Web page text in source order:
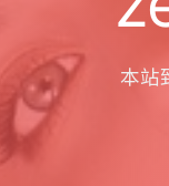
本站